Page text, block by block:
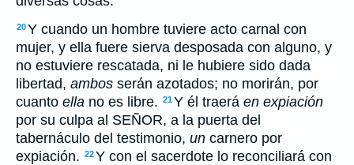
20Y cuando un hombre tuviere acto carnal con
mujer, y ella fuere sierva desposada con alguno, y
no estuviere rescatada, ni le hubiere sido dada
libertad, ambos serán azotados; no morirán, por
cuanto ella no es libre. 21Y él traerá en expiación
por su culpa al SEÑOR, a la puerta del
tabernáculo del testimonio, un carnero por
expiación. 22Y con el sacerdote lo reconciliará con